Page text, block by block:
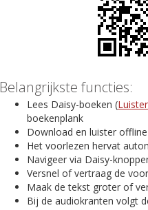
Belangrijkste functies:
Lees Daisy-boeken (
boekenplank
Download en luister
Het voorlezen hervat
Navigeer via Daisy-
Versnel of vertraag de
Maak de tekst groter of
Bij de audiokranten volgt